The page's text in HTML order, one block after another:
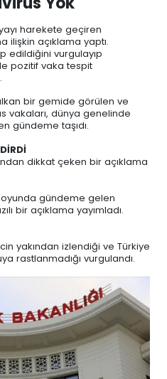
harekete geçiren
ilişkin açıklama yaptı.
edildiğini vurgulayıp
pozitif vaka tespit
bir gemide görülen ve
vakaları, dünya genelinde
gündeme taşıdı.
dikkat çeken bir açıklama
gündeme gelen
bir açıklama yayımladı.
yakından izlendiği ve Türkiye
rastlanmadığı vurgulandı.